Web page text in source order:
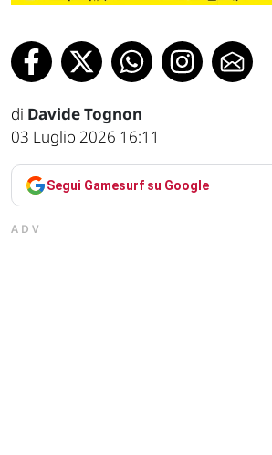
di Davide Tognon
03 Luglio 2026 16:11
Segui Gamesurf su Google
ADV